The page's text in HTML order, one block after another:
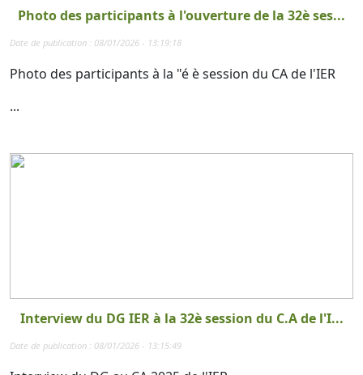
Photo des participants à l'ouverture de la 32è ses...
Date de publication : 08/01/2026 - 13:19:18
Photo des participants à la "é è session du CA de l'IER
...
Interview du DG IER à la 32è session du C.A de l'I...
Date de publication : 08/01/2026 - 13:15:49